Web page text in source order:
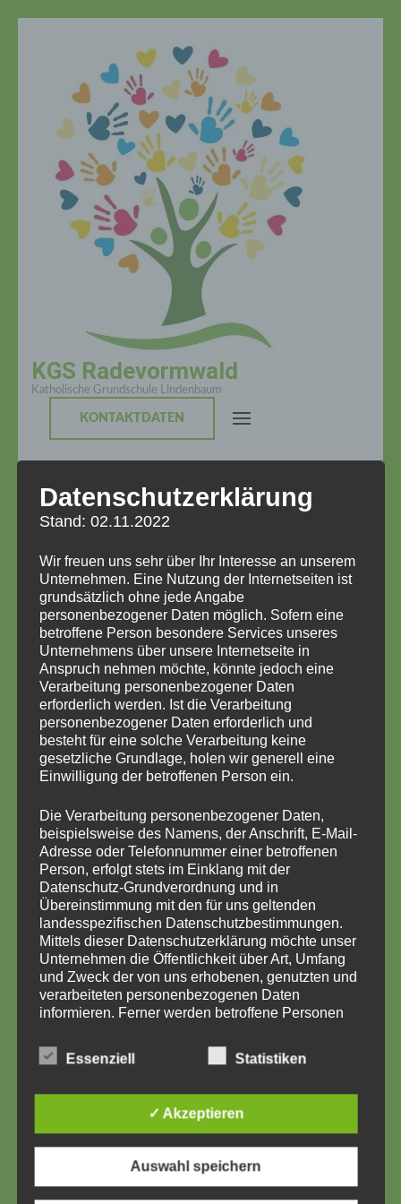
drücken)
KGS Radevormwald
Katholische Grundschule Lindenbaum
KONTAKTDATEN
Kategorie:Neubau
Endlich ist es soweit – die
Bauarbeiten an unserem
neuen Schulgebäude haben
begonnen.
5 März,2026 Jennifer Scheel
Nach einer intensiven Planungsphase rollen
nun die ersten Maschinen an, und auf unserem
zukünftigen Schulgelände entsteht Schritt für
Schritt ein …
Datenschutzerklärung
Stand: 02.11.2022
Wir freuen uns sehr über Ihr Interesse an unserem
Unternehmen. Eine Nutzung der Internetseiten ist
grundsätzlich ohne jede Angabe
personenbezogener Daten möglich. Sofern eine
betroffene Person besondere Services unseres
Unternehmens über unsere Internetseite in
Anspruch nehmen möchte, könnte jedoch eine
Verarbeitung personenbezogener Daten
erforderlich werden. Ist die Verarbeitung
personenbezogener Daten erforderlich und
besteht für eine solche Verarbeitung keine
gesetzliche Grundlage, holen wir generell eine
Einwilligung der betroffenen Person ein.
Die Verarbeitung personenbezogener Daten,
beispielsweise des Namens, der Anschrift, E-Mail-
Adresse oder Telefonnummer einer betroffenen
Person, erfolgt stets im Einklang mit der
Datenschutz-Grundverordnung und in
Übereinstimmung mit den für uns geltenden
landesspezifischen Datenschutzbestimmungen.
Mittels dieser Datenschutzerklärung möchte unser
Unternehmen die Öffentlichkeit über Art, Umfang
und Zweck der von uns erhobenen, genutzten und
verarbeiteten personenbezogenen Daten
informieren. Ferner werden betroffene Personen
zustehenden Rechte aufgeklärt.
zahlreiche technische und organisatorische
Maßnahmen umgesetzt, um einen möglichst
verarbeiteten personenbezogenen Daten
sicherzustellen. Dennoch können Internetbasierte
Essenziell Statistiken
✓ Akzeptieren
Auswahl speichern